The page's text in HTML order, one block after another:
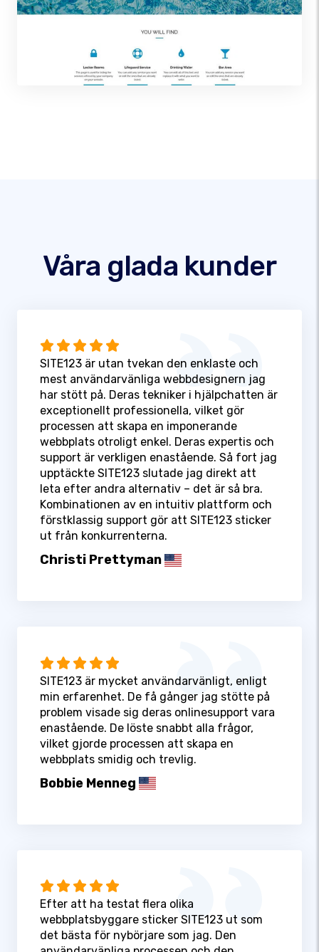
Våra glada kunder
SITE123 är utan tvekan den enklaste och
mest användarvänliga webbdesignern jag
har stött på. Deras tekniker i hjälpchatten är
exceptionellt professionella, vilket gör
processen att skapa en imponerande
webbplats otroligt enkel. Deras expertis och
support är verkligen enastående. Så fort jag
upptäckte SITE123 slutade jag direkt att
leta efter andra alternativ – det är så bra.
Kombinationen av en intuitiv plattform och
förstklassig support gör att SITE123 sticker
ut från konkurrenterna.
Christi Prettyman
SITE123 är mycket användarvänligt, enligt
min erfarenhet. De få gånger jag stötte på
problem visade sig deras onlinesupport vara
enastående. De löste snabbt alla frågor,
vilket gjorde processen att skapa en
webbplats smidig och trevlig.
Bobbie Menneg
Efter att ha testat flera olika
webbplatsbyggare sticker SITE123 ut som
det bästa för nybörjare som jag. Den